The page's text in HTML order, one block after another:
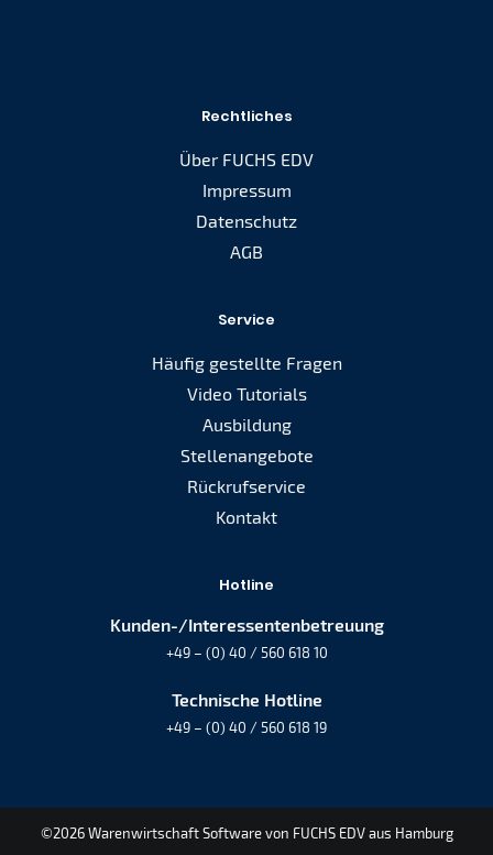
Rechtliches
Über FUCHS EDV
Impressum
Datenschutz
AGB
Service
Häufig gestellte Fragen
Video Tutorials
Ausbildung
Stellenangebote
Rückrufservice
Kontakt
Hotline
Kunden-/Interessentenbetreuung
+49 – (0) 40 / 560 618 10
Technische Hotline
+49 – (0) 40 / 560 618 19
©2026 Warenwirtschaft Software von FUCHS EDV aus Hamburg